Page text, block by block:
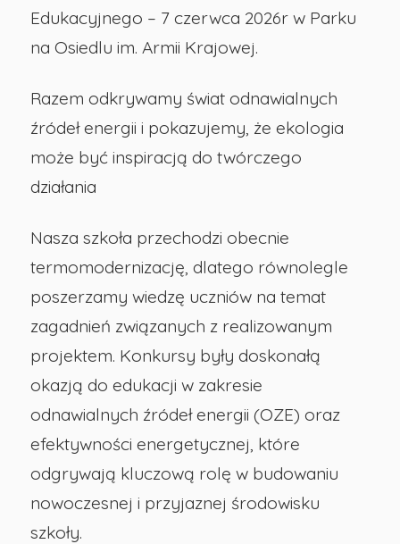
Edukacyjnego – 7 czerwca 2026r w Parku
na Osiedlu im. Armii Krajowej.
Razem odkrywamy świat odnawialnych
źródeł energii i pokazujemy, że ekologia
może być inspiracją do twórczego
działania
Nasza szkoła przechodzi obecnie
termomodernizację, dlatego równolegle
poszerzamy wiedzę uczniów na temat
zagadnień związanych z realizowanym
projektem. Konkursy były doskonałą
okazją do edukacji w zakresie
odnawialnych źródeł energii (OZE) oraz
efektywności energetycznej, które
odgrywają kluczową rolę w budowaniu
nowoczesnej i przyjaznej środowisku
szkoły.